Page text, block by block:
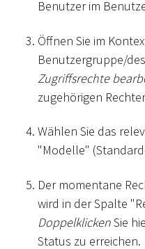
Benutzer im
Öffnen Sie im
Benutzergruppe/
Zugriffsrechte
zugehörigen
Wählen Sie das
"Modelle"
Der momentane
wird in der Spalte
DoppelklickenSie
Status zu erreichen.